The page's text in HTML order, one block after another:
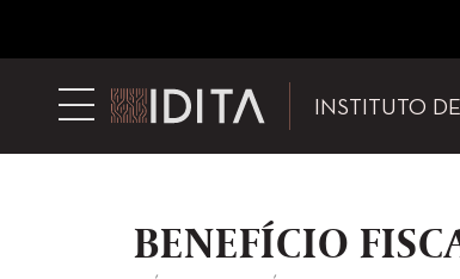
INSTITUTO
BENEFÍCIO